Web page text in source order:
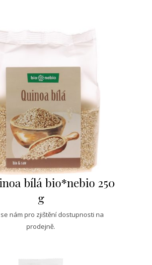
bílá bio*nebio 250
g
nám pro zjištění dostupnosti na
prodejně.